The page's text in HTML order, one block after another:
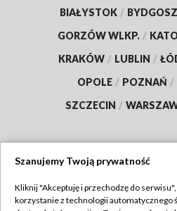
BIAŁYSTOK /
GORZÓW WLKP. /
KRAKÓW / LUBLIN /
OPOLE / POZNAŃ /
SZCZECIN /
TVP
Szanujemy Twoją prywatność
Kliknij "Akceptuję i przechodzę do serwisu",
korzystanie z technologii automatycznego